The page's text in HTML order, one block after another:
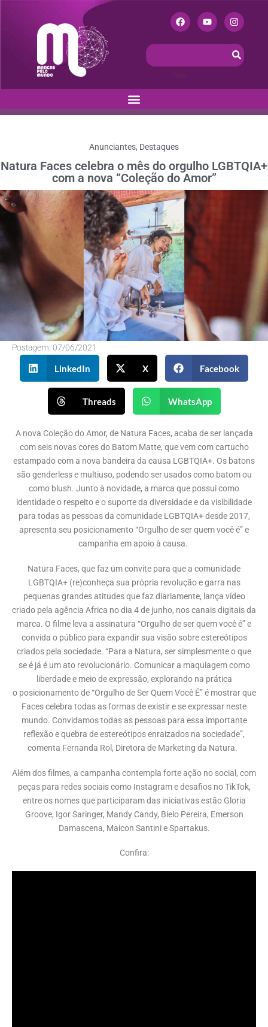
Anunciantes, Destaques
Natura Faces celebra o mês do orgulho LGBTQIA+
com a nova “Coleção do Amor”
Postagem: 07/06/2021
LinkedIn X Facebook
Threads WhatsApp
A nova Coleção do Amor, de Natura Faces, acaba de ser lançada
com seis novas cores do Batom Matte, que vem com cartucho
estampado com a nova bandeira da causa LGBTQIA+. Os batons
são genderless e multiuso, podendo ser usados como batom ou
como blush. Junto à novidade, a marca que possui como
identidade o respeito e o suporte da diversidade e da visibilidade
para todas as pessoas da comunidade LGBTQIA+ desde 2017,
apresenta seu posicionamento “Orgulho de ser quem você é” e
campanha em apoio à causa.
Natura Faces, que faz um convite para que a comunidade
LGBTQIA+ (re)conheça sua própria revolução e garra nas
pequenas grandes atitudes que faz diariamente, lança vídeo
criado pela agência Africa no dia 4 de junho, nos canais digitais da
marca. O filme leva a assinatura “Orgulho de ser quem você é” e
convida o público para expandir sua visão sobre estereótipos
criados pela sociedade. “Para a Natura, ser simplesmente o que
se é já é um ato revolucionário. Comunicar a maquiagem como
liberdade e meio de expressão, explorando na prática
o posicionamento de “Orgulho de Ser Quem Você É” é mostrar que
Faces celebra todas as formas de existir e se expressar neste
mundo. Convidamos todas as pessoas para essa importante
reflexão e quebra de estereótipos enraizados na sociedade”,
comenta Fernanda Rol, Diretora de Marketing da Natura.
Além dos filmes, a campanha contempla forte ação no social, com
peças para redes sociais como Instagram e desafios no TikTok,
entre os nomes que participaram das iniciativas estão Gloria
Groove, Igor Saringer, Mandy Candy, Bielo Pereira, Emerson
Damascena, Maicon Santini e Spartakus.
Confira: